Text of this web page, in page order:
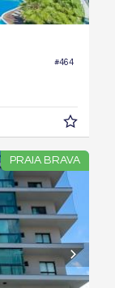
#464
PRAIA BRAVA